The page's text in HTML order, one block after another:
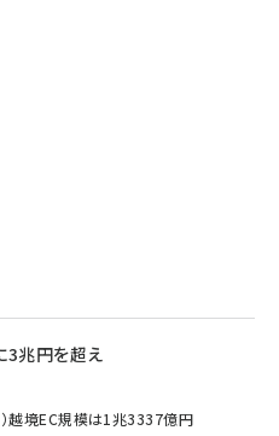
3兆円を超え
越境EC規模は1兆3337億円